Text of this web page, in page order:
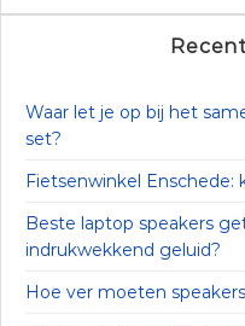
Waar let je op bij het
set?
Fietsenwinkel Enschede:
Beste laptop speakers
indrukwekkend geluid?
Hoe ver moeten